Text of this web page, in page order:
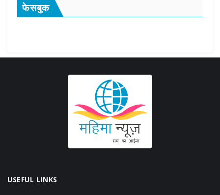
फेसबुक
USEFUL LINKS